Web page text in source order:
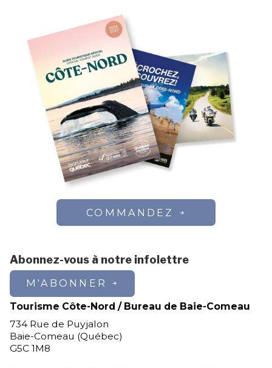
COMMANDEZ
Abonnez-vous à notre infolettre
M'ABONNER
Tourisme Côte-Nord / Bureau de Baie-Comeau
734 Rue de Puyjalon
Baie-Comeau (Québec)
G5C 1M8